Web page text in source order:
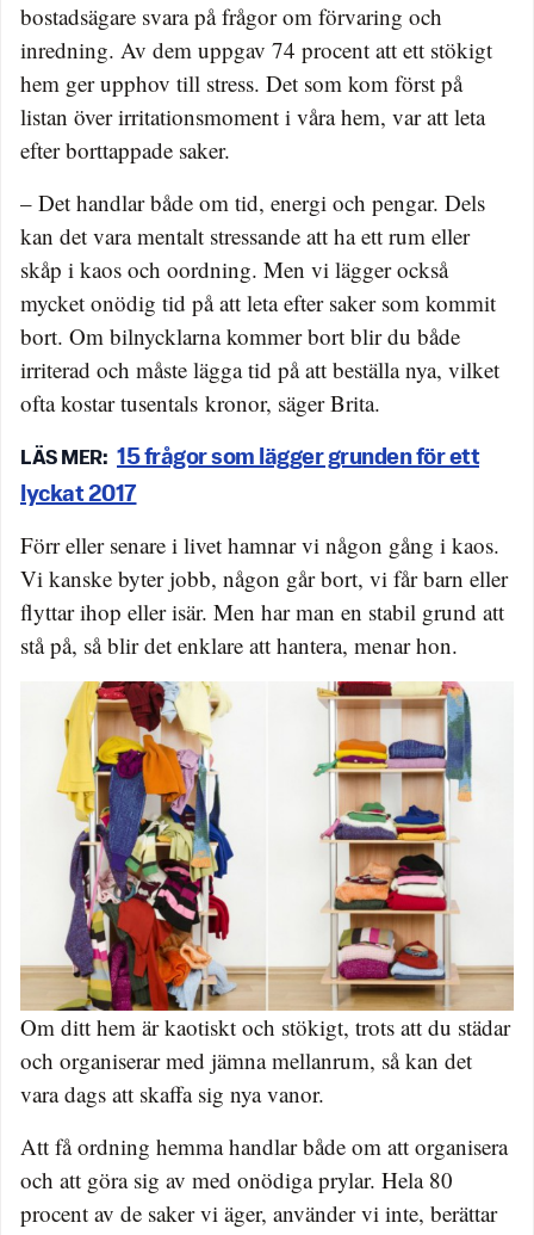
bostadsägare svara på frågor om förvaring och
inredning. Av dem uppgav 74 procent att ett stökigt
hem ger upphov till stress. Det som kom först på
listan över irritationsmoment i våra hem, var att leta
efter borttappade saker.
– Det handlar både om tid, energi och pengar. Dels
kan det vara mentalt stressande att ha ett rum eller
skåp i kaos och oordning. Men vi lägger också
mycket onödig tid på att leta efter saker som kommit
bort. Om bilnycklarna kommer bort blir du både
irriterad och måste lägga tid på att beställa nya, vilket
ofta kostar tusentals kronor, säger Brita.
15 frågor som lägger grunden för ett
lyckat 2017
Förr eller senare i livet hamnar vi någon gång i kaos.
Vi kanske byter jobb, någon går bort, vi får barn eller
flyttar ihop eller isär. Men har man en stabil grund att
stå på, så blir det enklare att hantera, menar hon.
Om ditt hem är kaotiskt och stökigt, trots att du städar
och organiserar med jämna mellanrum, så kan det
vara dags att skaffa sig nya vanor.
Att få ordning hemma handlar både om att organisera
och att göra sig av med onödiga prylar. Hela 80
procent av de saker vi äger, använder vi inte, berättar